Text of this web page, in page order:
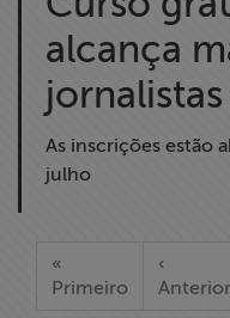
alcança
jornalistas
As inscrições estão
julho
«
Primeiro
‹
Anterior